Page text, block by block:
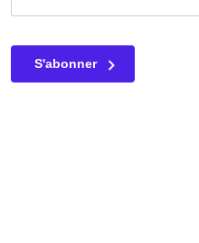
Ce champ n’est utilisé
S'abonner